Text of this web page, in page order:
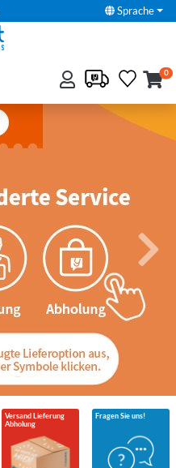
Sprache
0
Next
Versand Lieferung
Abholung
Fragen Sie uns!